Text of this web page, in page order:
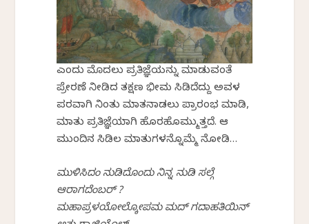
ಎಂದು ಮೊದಲು ಪ್ರತಿಜ್ಞೆಯನ್ನು ಮಾಡುವಂತೆ
ಪ್ರೇರಣೆ ನೀಡಿದ ತಕ್ಷಣ ಭೀಮ ಸಿಡಿದೆದ್ದು ಅವಳ
ಪರವಾಗಿ ನಿಂತು ಮಾತನಾಡಲು ಪ್ರಾರಂಭ ಮಾಡಿ,
ಮಾತು ಪ್ರತಿಜ್ಞೆಯಾಗಿ ಹೊರಹೊಮ್ಮುತ್ತದೆ. ಆ
ಮುಂದಿನ ಸಿಡಿಲ ಮಾತುಗಳನ್ನೊಮ್ಮೆ ನೋಡಿ…
ಮುಳಿಸಿದಂ ನುಡಿದೊಂದು ನಿನ್ನ ನುಡಿ ಸಲ್ಗೆ
ಆರಾಗದೆಂಬರ್ ?
ಮಹಾಪ್ರಳಯೋಲ್ಕೋಪಮ ಮದ್ ಗದಾಹತಿಯಿನ್